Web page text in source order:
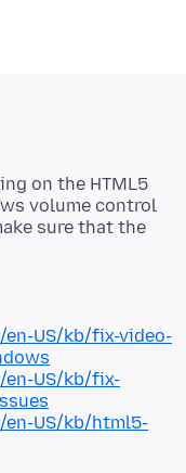
on the HTML5
volume control
sure that the
US/kb/fix-video-
US/kb/fix-
US/kb/html5-